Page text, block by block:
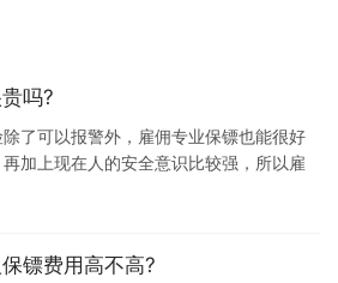
吗?
了可以报警外，雇佣专业保镖也能很好
加上现在人的安全意识比较强，所以雇
镖费用高不高?